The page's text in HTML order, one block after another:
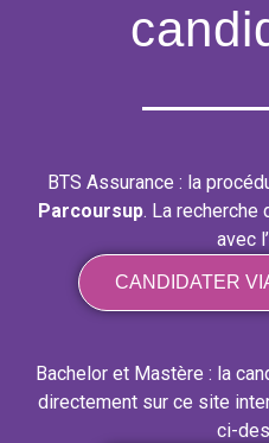
BTS Assurance : la
Parcoursup. La recherche
avec
CANDIDATER
Bachelor et Mastère : la
directement sur ce site
ci-